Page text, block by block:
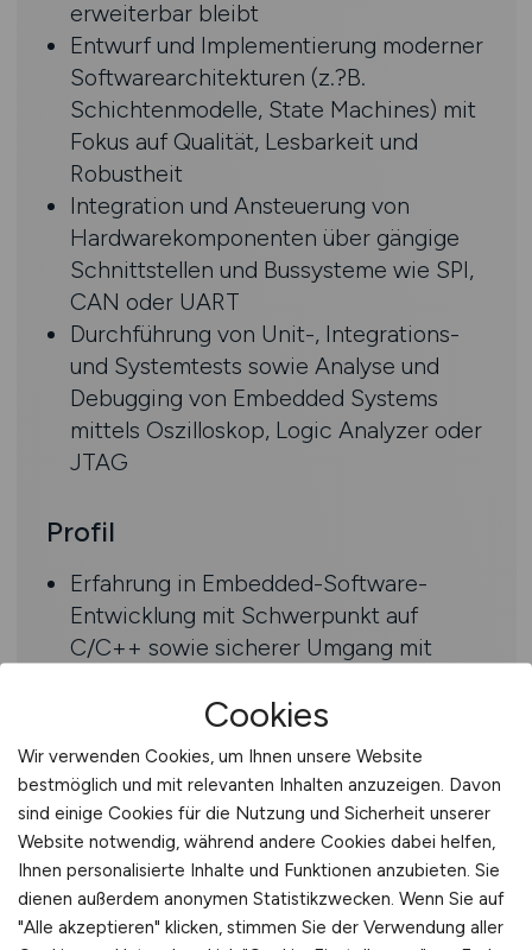
erweiterbar bleibt
Entwurf und Implementierung moderner
Softwarearchitekturen (z.?B.
Schichtenmodelle, State Machines) mit
Fokus auf Qualität, Lesbarkeit und
Robustheit
Integration und Ansteuerung von
Hardwarekomponenten über gängige
Schnittstellen und Bussysteme wie SPI,
CAN oder UART
Durchführung von Unit-, Integrations-
und Systemtests sowie Analyse und
Debugging von Embedded Systems
mittels Oszilloskop, Logic Analyzer oder
JTAG
Profil
Erfahrung in Embedded-Software-
Entwicklung mit Schwerpunkt auf
C/C++ sowie sicherer Umgang mit
Gute Kenntnisse in
Echtzeitbetriebssystemen wie
FreeRTOS oder ThreadX und im Entwurf
sauberer Softwarearchitekturen
Routine im Debugging und in der
Fehlersuche mit Tools wie JTAG, Logic
Analyzer
Sehr gute Deutsch- und
Cookies
Wir verwenden Cookies, um Ihnen unsere Website
bestmöglich und mit relevanten Inhalten anzuzeigen. Davon
sind einige Cookies für die Nutzung und Sicherheit unserer
Website notwendig, während andere Cookies dabei helfen,
Ihnen personalisierte Inhalte und Funktionen anzubieten. Sie
dienen außerdem anonymen Statistikzwecken. Wenn Sie auf
"Alle akzeptieren" klicken, stimmen Sie der Verwendung aller